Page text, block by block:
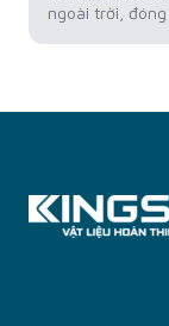
ngoài trời,